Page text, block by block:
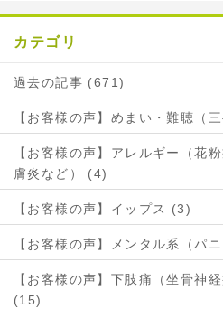
カテゴリ
過去の記事 (671)
【お客様の声】めまい・難聴（
【お客様の声】アレルギー（花
膚炎など） (4)
【お客様の声】イップス (3)
【お客様の声】メンタル系（パ
【お客様の声】下肢痛（坐骨神
(15)